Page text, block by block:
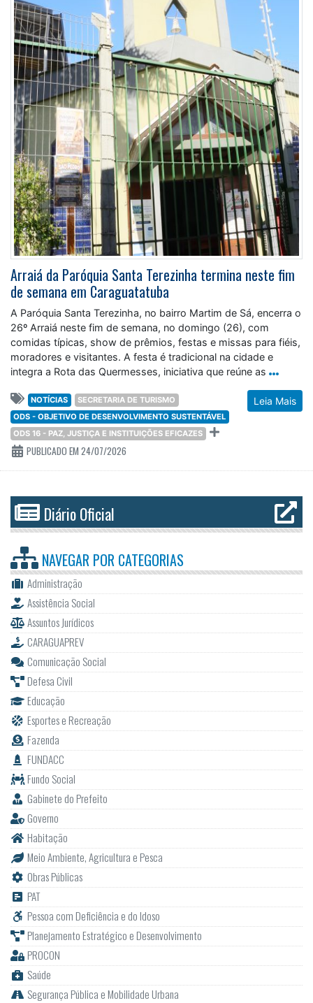
Arraiá da Paróquia Santa Terezinha termina neste fim
de semana em Caraguatatuba
A Paróquia Santa Terezinha, no bairro Martim de Sá, encerra o
26º Arraiá neste fim de semana, no domingo (26), com
comidas típicas, show de prêmios, festas e missas para fiéis,
moradores e visitantes. A festa é tradicional na cidade e
integra a Rota das Quermesses, iniciativa que reúne as
Leia Mais
NOTÍCIAS
SECRETARIA DE TURISMO
ODS - OBJETIVO DE DESENVOLVIMENTO SUSTENTÁVEL
ODS 16 - PAZ, JUSTIÇA E INSTITUIÇÕES EFICAZES
PUBLICADO EM 24/07/2026
Diário Oficial
NAVEGAR POR CATEGORIAS
Administração
Assistência Social
Assuntos Jurídicos
CARAGUAPREV
Comunicação Social
Defesa Civil
Educação
Esportes e Recreação
Fazenda
FUNDACC
Fundo Social
Gabinete do Prefeito
Governo
Habitação
Meio Ambiente, Agricultura e Pesca
Obras Públicas
PAT
Pessoa com Deficiência e do Idoso
Planejamento Estratégico e Desenvolvimento
PROCON
Saúde
Segurança Pública e Mobilidade Urbana